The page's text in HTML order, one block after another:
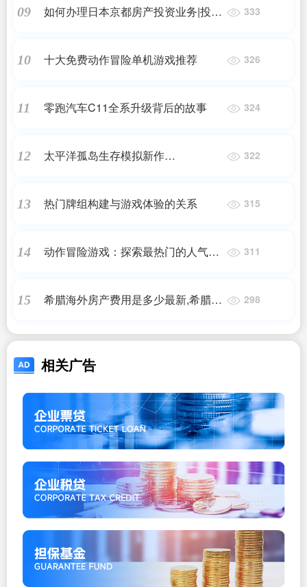
09
如何办理日本京都房产投资业务|投资
333
10 十大免费动作冒险单机游戏推荐 326
11 零跑汽车C11全系升级背后的故事 324
12
太平洋孤岛生存模拟新作
322
13 热门牌组构建与游戏体验的关系 315
14
动作冒险游戏：探索最热门的人气之
311
15
希腊海外房产费用是多少最新,希腊买
移民
298
相关广告